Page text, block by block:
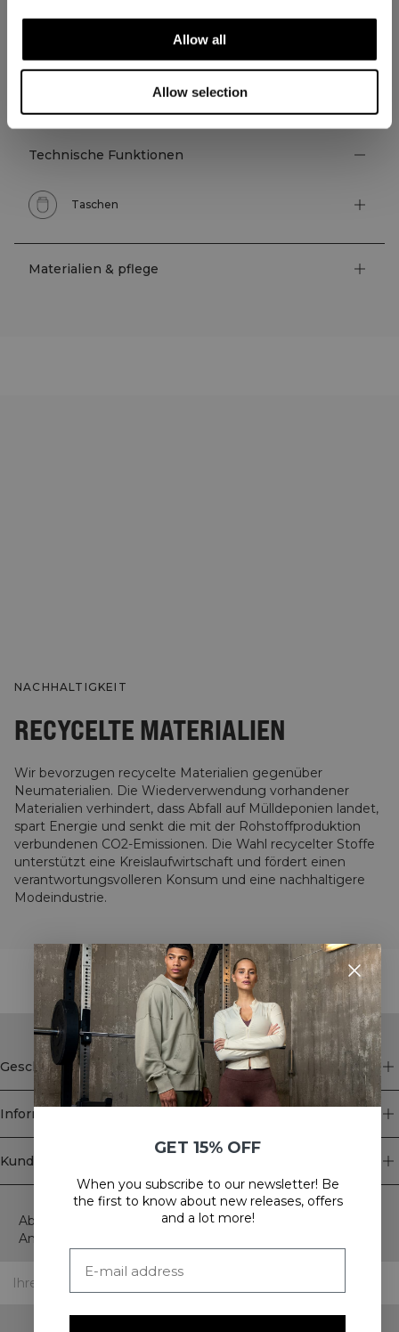
Allow all
Allow selection
TECHNISCHE ASPEKTE
Technische Funktionen
Taschen
Materialien & pflege
NACHHALTIGKEIT
RECYCELTE MATERIALIEN
Wir bevorzugen recycelte Materialien gegenüber
Neumaterialien. Die Wiederverwendung vorhandener
Materialien verhindert, dass Abfall auf Mülldeponien landet,
spart Energie und senkt die mit der Rohstoffproduktion
verbundenen CO2-Emissionen. Die Wahl recycelter Stoffe
unterstützt eine Kreislaufwirtschaft und fördert einen
verantwortungsvolleren Konsum und eine nachhaltigere
Modeindustrie.
STYLE WITH
Geschäft
Information
Kundendienst
Newsletter
Abonnieren Sie unseren Newsletter! Erhalten Sie exklusive
Angebote, unsere neuesten Nachrichten und vieles mehr.
GET 15% OFF
When you subscribe to our newsletter! Be
the first to know about new releases, offers
and a lot more!